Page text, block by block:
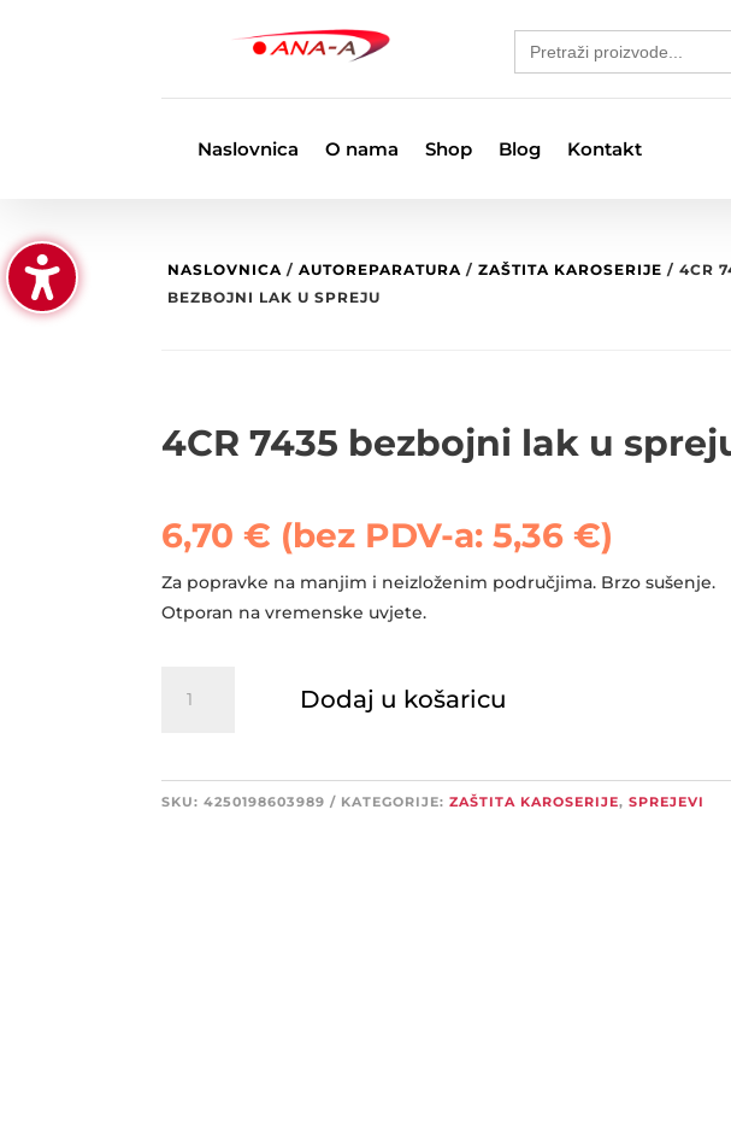
Search
for:
Naslovnica O nama Shop Blog Kontakt
NASLOVNICA /AUTOREPARATURA /ZAŠTITA KAROSERIJE / 4CR
BEZBOJNI LAK U SPREJU
4CR 7435 bezbojni lak u
6,70€ (bez PDV-a:5,36€)
Za popravke na manjim i neizloženim područjima. Brzo sušenje.
Otporan na vremenske uvjete.
7435
Dodaj u košaricu
SKU:4250198603989 KATEGORIJE:ZAŠTITA KAROSERIJE,SPREJEVI